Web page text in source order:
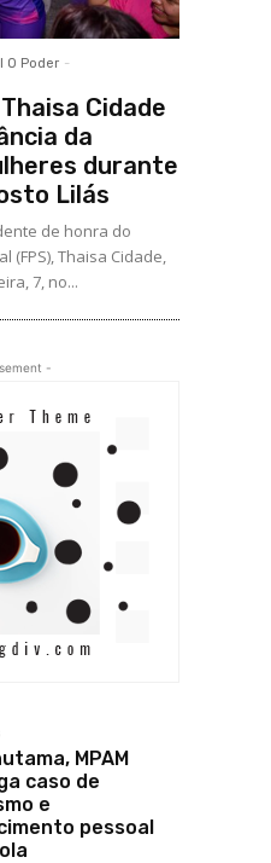
O Poder -
Cidade
da
durante
Lilás
de honra do
(FPS), Thaisa Cidade,
7, no...
-
MPAM
caso de
e
pessoal